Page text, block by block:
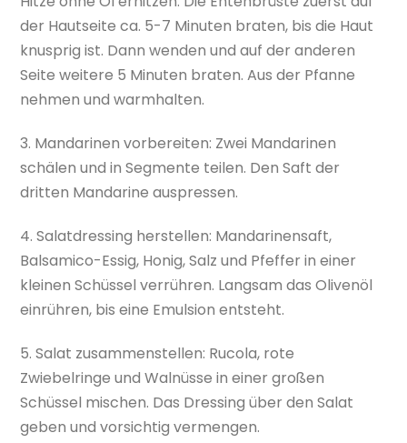
der Hautseite ca. 5-7 Minuten braten, bis die Haut
knusprig ist. Dann wenden und auf der anderen
Seite weitere 5 Minuten braten. Aus der Pfanne
nehmen und warmhalten.
3. Mandarinen vorbereiten: Zwei Mandarinen
schälen und in Segmente teilen. Den Saft der
dritten Mandarine auspressen.
4. Salatdressing herstellen: Mandarinensaft,
Balsamico-Essig, Honig, Salz und Pfeffer in einer
kleinen Schüssel verrühren. Langsam das Olivenöl
einrühren, bis eine Emulsion entsteht.
5. Salat zusammenstellen: Rucola, rote
Zwiebelringe und Walnüsse in einer großen
Schüssel mischen. Das Dressing über den Salat
geben und vorsichtig vermengen.